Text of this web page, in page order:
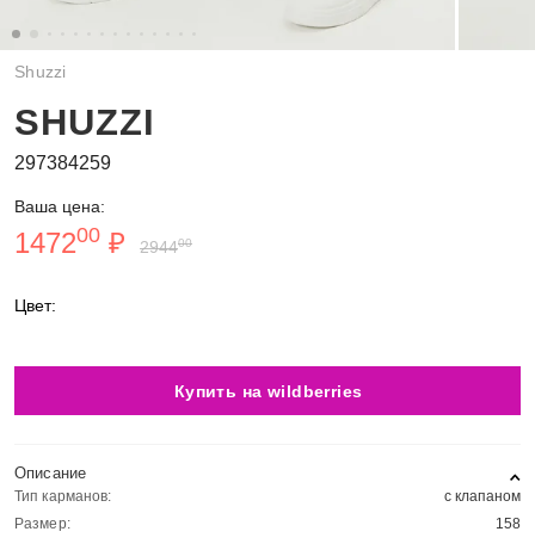
Shuzzi
SHUZZI
297384259
Ваша цена:
147200 ₽ 294400
Цвет:
Купить на wildberries
Описание
Тип карманов:
с клапаном
Размер:
158